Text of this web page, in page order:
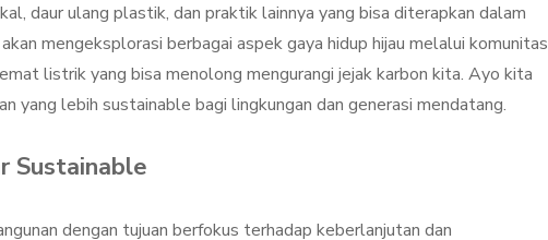
daur ulang plastik, dan praktik lainnya yang bisa diterapkan dalam
mengeksplorasi berbagai aspek gaya hidup hijau melalui komunitas
listrik yang bisa menolong mengurangi jejak karbon kita. Ayo kita
yang lebih sustainable bagi lingkungan dan generasi mendatang.
Sustainable
dengan tujuan berfokus terhadap keberlanjutan dan